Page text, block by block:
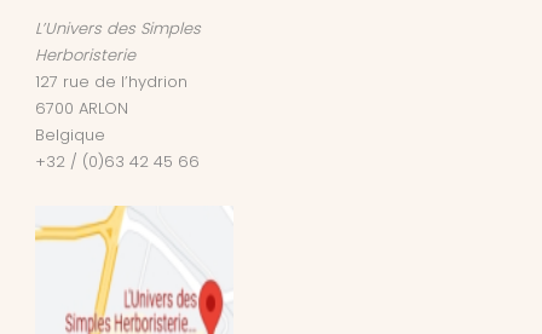
L’Univers des Simples
Herboristerie
127 rue de l’hydrion
6700 ARLON
Belgique
+32 / (0)63 42 45 66